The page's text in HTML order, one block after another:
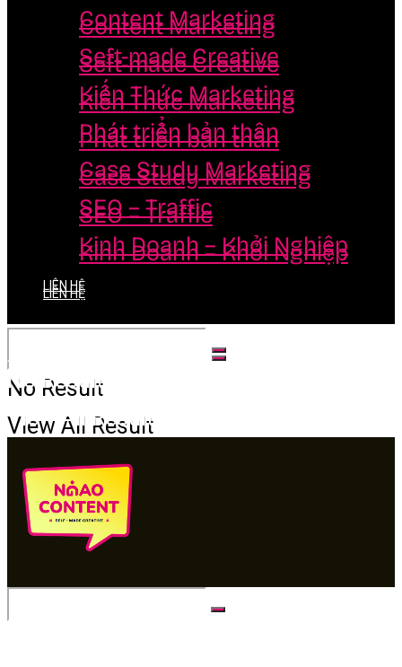
Content Marketing
Seft-made Creative
Kiến Thức Marketing
Phát triển bản thân
Case Study Marketing
SEO – Traffic
Kinh Doanh – Khởi Nghiệp
LIÊN HỆ
No Result
View All Result
Content Marketing
Seft-made Creative
Kiến Thức Marketing
Phát triển bản thân
Case Study Marketing
SEO – Traffic
Kinh Doanh – Khởi Nghiệp
LIÊN HỆ
No Result
View All Result